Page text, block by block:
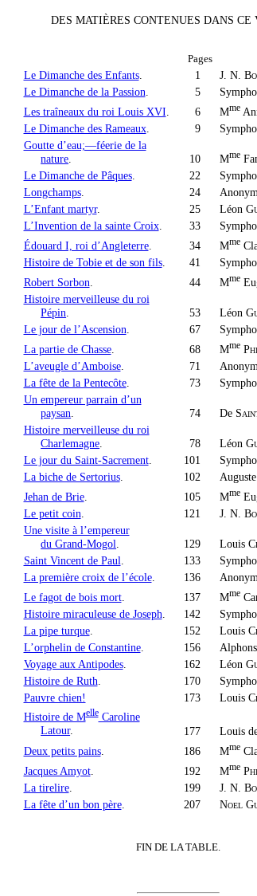
DES MATIÈRES CONTENUES DANS CE
Pages
Le Dimanche des Enfants. 1 J. N.
Le Dimanche de la Passion
5
Les traîneaux du roi Louis XVI
6 Mme
Le Dimanche des Rameaux. 9
Goutte d’eau;—féerie de la
nature
10 Mme
Le Dimanche de Pâques. 22
Longchamps. 24
L’Enfant martyr. 25 Léon
L’Invention de la sainte Croix. 33
Édouard I, roi d’Angleterre. 34 Mme
Histoire de Tobie et de son fils. 41
Robert Sorbon
44 Mme
Histoire merveilleuse du roi
Pépin
53 Léon
Le jour de l’Ascension
67
La partie de Chasse. 68 Mme
L’aveugle d’Amboise. 71
La fête de la Pentecôte. 73
Un empereur parrain d’un
paysan
74 De
Histoire merveilleuse du roi
Charlemagne
78 Léon
Le jour du Saint-Sacrement. 101
La biche de Sertorius. 102 Auguste
Jehan de Brie. 105 Mme
Le petit coin
121 J. N.
Une visite à l’empereur
du Grand-Mogol
129 Louis
Saint Vincent de Paul 133
La première croix de l’école. 136
Le fagot de bois mort. 137 Mme
Histoire miraculeuse de Joseph
142
La pipe turque. 152 Louis
L’orphelin de Constantine. 156
Voyage aux Antipodes. 162 Léon
Histoire de Ruth
170
Pauvre chien!
173 Louis
Histoire de MelleCaroline
Latour. 177 Louis
Deux petits pains. 186 Mme
Jacques Amyot. 192 Mme
La tirelire. 199 J. N.
La fête d’un bon père. 207 Noel
FIN DE LA TABLE.